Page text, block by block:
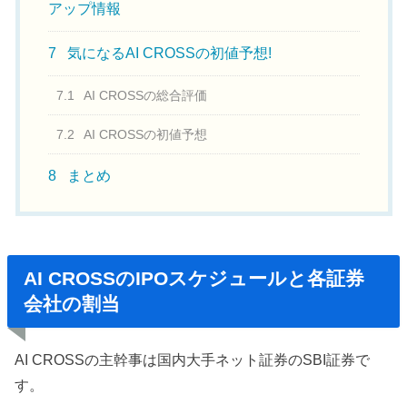
アップ情報
7 気になるAI CROSSの初値予想!
7.1 AI CROSSの総合評価
7.2 AI CROSSの初値予想
8 まとめ
AI CROSSのIPOスケジュールと各証券
会社の割当
AI CROSSの主幹事は国内大手ネット証券のSBI証券で
す。